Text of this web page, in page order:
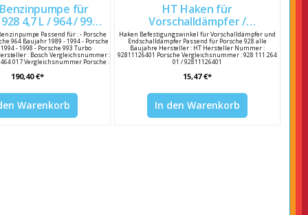
für
4,7 L / 964 / 993
0580464017 92860810401
Passend für : - Porsche
964 Baujahr 1989 - 1994 - Porsche
- 1998 - Porsche 993 Turbo
: Bosch Vergleichsnummer :
464 017 Vergleichsnummer Porsche :
190,40 €*
Warenkorb
HT Haken für
Vorschalldämpfer /
Endschalldämpfer für Porsche
928 92811126401
Haken Befestigungswinkel für Vorschalldämpfer und
Endschalldämpfer Passend für Porsche 928 alle
Baujahre Hersteller : HT Hersteller Nummer :
92811126401 Porsche Vergleichsnummer : 928 111 264
01 / 92811126401
15,47 €*
In den Warenkorb